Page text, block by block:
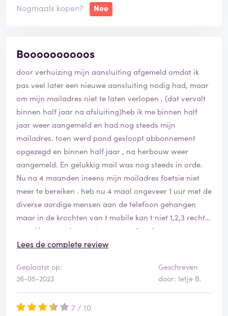
Nogmaals kopen?
Nee
Boooooooooos
door verhuizing mijn aansluiting afgemeld omdat ik
pas veel later een nieuwe aansluiting nodig had, maar
om mijn mailadres niet te laten verlopen , (dat vervalt
binnen half jaar na afsluiting)heb ik me binnen half
jaar weer aangemeld en had nog steeds mijn
mailadres. toen werd pand gesloopt abbonnement
opgezegd en binnen half jaar , na herbouw weer
aangemeld. En gelukkig mail was nog steeds in orde.
Nu na 4 maanden ineens mijn mailadres foetsie niet
meer te bereiken . heb nu 4 maal ongeveer 1 uur met de
diverse aardige mensen aan de telefoon gehangen
maar in de krochten van t mobile kan t niet 1,2,3 recht
getrokken worden gaat ongeveer 2 weken
overheen!!!!!!!!!!!!!!!!!!!!!!!!! als t al wil lukken. Men is niet
kan doen.
dus om kort te gaan als t werkt werkt t maar vertrouw
niet op de handelingen van t mobile die hebben hun
systeem niet op orde
Lees de complete review
Geplaatst op:
26-05-2023
Geschreven
door: Ietje B.
7 / 10